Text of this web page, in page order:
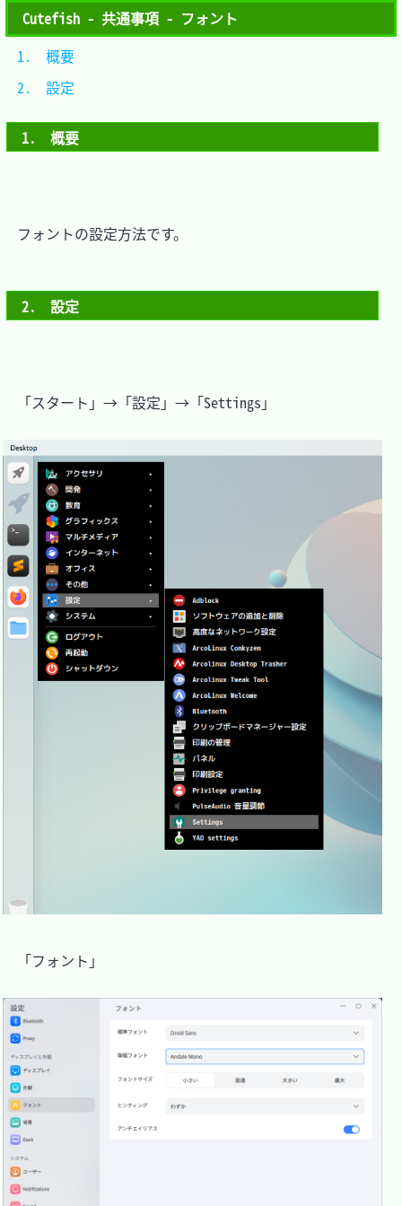
Cutefish - 共通事項 - フォント
1.　概要
フォントの設定方法です。
2.　設定
「スタート」→「設定」→「Settings」
「フォント」